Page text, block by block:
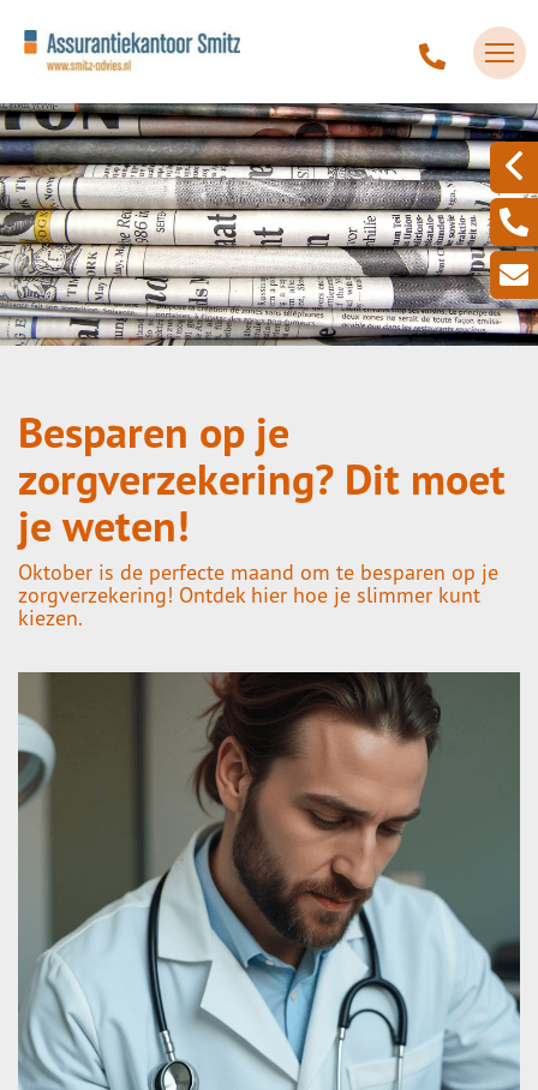
Besparen op je
zorgverzekering? Dit moet
je weten!
Oktober is de perfecte maand om te besparen op je
zorgverzekering! Ontdek hier hoe je slimmer kunt
kiezen.